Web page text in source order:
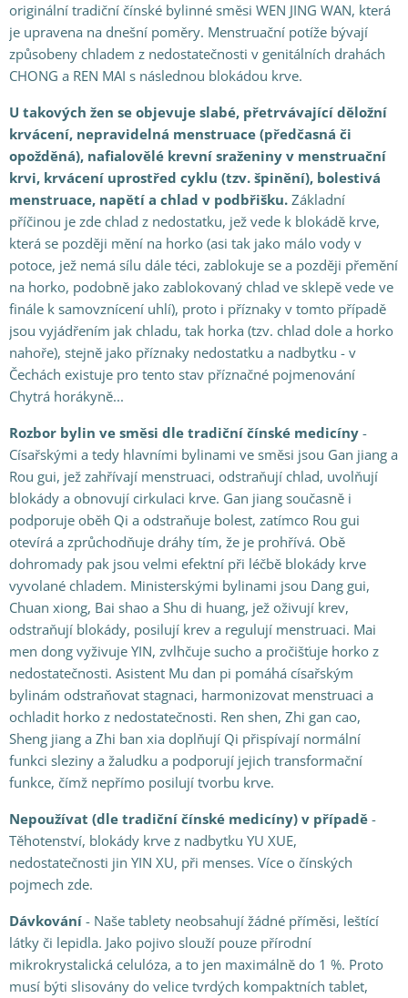
originální tradiční čínské bylinné směsi WEN JING WAN, která
je upravena na dnešní poměry. Menstruační potíže bývají
způsobeny chladem z nedostatečnosti v genitálních drahách
CHONG a REN MAI s následnou blokádou krve.
U takových žen se objevuje slabé, přetrvávající děložní
krvácení, nepravidelná menstruace (předčasná či
opožděná), nafialovělé krevní sraženiny v menstruační
krvi, krvácení uprostřed cyklu (tzv. špinění), bolestivá
menstruace, napětí a chlad v podbřišku. Základní
příčinou je zde chlad z nedostatku, jež vede k blokádě krve,
která se později mění na horko (asi tak jako málo vody v
potoce, jež nemá sílu dále téci, zablokuje se a později přemění
na horko, podobně jako zablokovaný chlad ve sklepě vede ve
finále k samovznícení uhlí), proto i příznaky v tomto případě
jsou vyjádřením jak chladu, tak horka (tzv. chlad dole a horko
nahoře), stejně jako příznaky nedostatku a nadbytku - v
Čechách existuje pro tento stav příznačné pojmenování
Chytrá horákyně...
Rozbor bylin ve směsi dle tradiční čínské medicíny -
Císařskými a tedy hlavními bylinami ve směsi jsou Gan jiang a
Rou gui, jež zahřívají menstruaci, odstraňují chlad, uvolňují
blokády a obnovují cirkulaci krve. Gan jiang současně i
podporuje oběh Qi a odstraňuje bolest, zatímco Rou gui
otevírá a zprůchodňuje dráhy tím, že je prohřívá. Obě
dohromady pak jsou velmi efektní při léčbě blokády krve
vyvolané chladem. Ministerskými bylinami jsou Dang gui,
Chuan xiong, Bai shao a Shu di huang, jež oživují krev,
odstraňují blokády, posilují krev a regulují menstruaci. Mai
men dong vyživuje YIN, zvlhčuje sucho a pročišťuje horko z
nedostatečnosti. Asistent Mu dan pi pomáhá císařským
bylinám odstraňovat stagnaci, harmonizovat menstruaci a
ochladit horko z nedostatečnosti. Ren shen, Zhi gan cao,
Sheng jiang a Zhi ban xia doplňují Qi přispívají normální
funkci sleziny a žaludku a podporují jejich transformační
funkce, čímž nepřímo posilují tvorbu krve.
Nepoužívat (dle tradiční čínské medicíny) v případě -
Těhotenství, blokády krve z nadbytku YU XUE,
nedostatečnosti jin YIN XU, při menses. Více o čínských
pojmech zde.
Dávkování - Naše tablety neobsahují žádné příměsi, leštící
látky či lepidla. Jako pojivo slouží pouze přírodní
mikrokrystalická celulóza, a to jen maximálně do 1 %. Proto
musí býti slisovány do velice tvrdých kompaktních tablet,